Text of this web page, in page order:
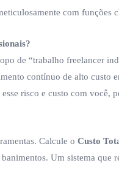
com
de “trabalho freelancer
contínuo de alto custo
risco e custo com
Calcule o Custo
Um sistema